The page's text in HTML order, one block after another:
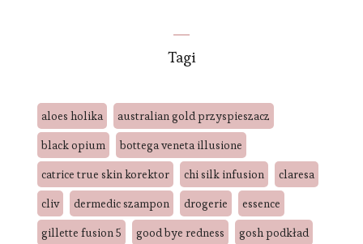
Tagi
aloes holika
australian gold przyspieszacz
black opium
bottega veneta illusione
catrice true skin korektor
chi silk infusion
claresa
cliv
dermedic szampon drogerie
essence
gillette fusion 5
good bye redness
gosh podkład